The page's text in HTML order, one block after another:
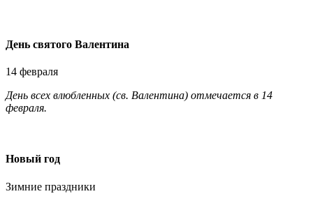
День святого Валентина
14 февраля
День всех влюбленных (св. Валентина) отмечается в 14
февраля.
Новый год
Зимние праздники